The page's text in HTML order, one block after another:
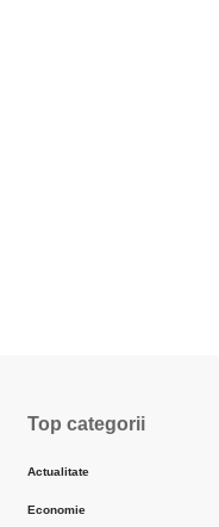
Top categorii
Actualitate
Economie